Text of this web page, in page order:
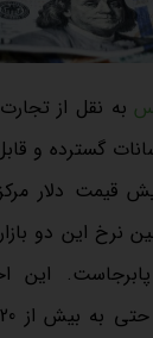
به نقل از تجارت
گسترده و
قیمت دلار مرکز
درصدی بین نرخ این
این